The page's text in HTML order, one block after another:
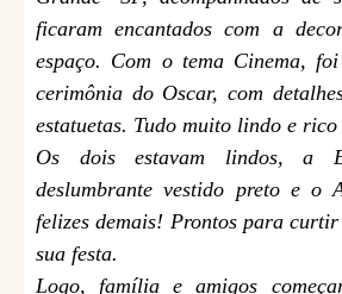
ficaram encantados com a
espaço. Com o tema Cinema,
cerimônia do Oscar, com
estatuetas. Tudo muito lindo e rico
Os dois estavam lindos, a
deslumbrante vestido preto e o
felizes demais! Prontos para
sua festa.
Logo, família e amigos